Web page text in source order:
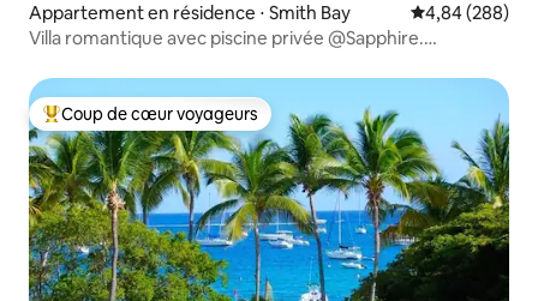
Appartement en résidence ⋅ Smith Bay Évaluation
4,84 (288)
Villa romantique avec piscine privée @Sapphire.
Coups de cœur voyageurs les plus appréciés
Coup de cœur voyageurs